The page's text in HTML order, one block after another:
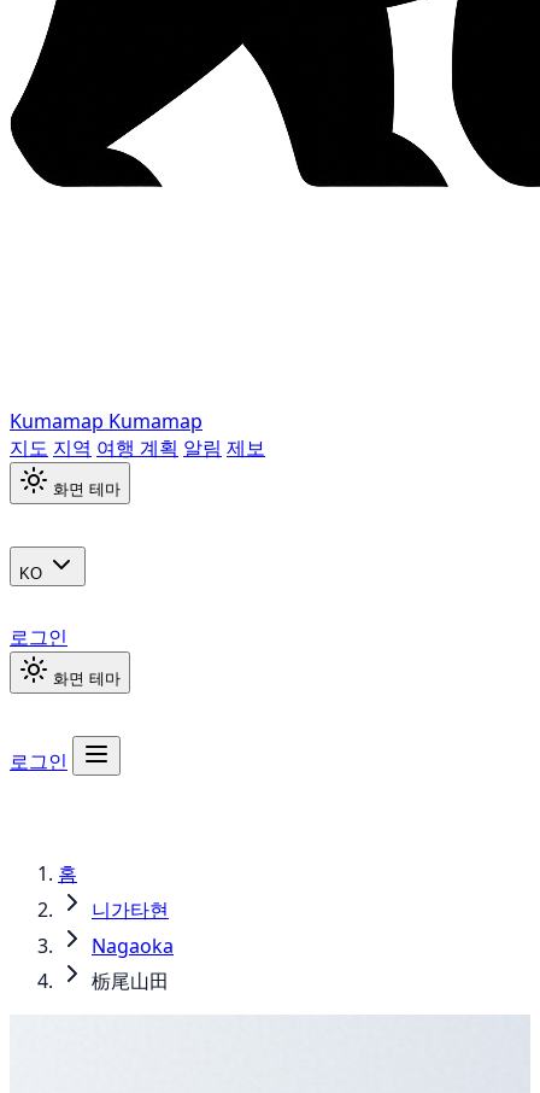
Kumamap Kumamap
지도 지역 여행 계획 알림 제보
화면 테마
KO
로그인
화면 테마
로그인
홈
니가타현
Nagaoka
栃尾山田